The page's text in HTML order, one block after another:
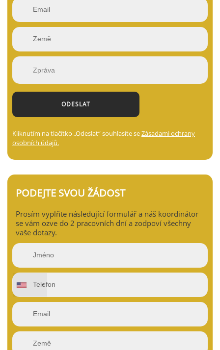
Kliknutím na tlačítko „Odeslat“ souhlasíte seZásadami ochrany
osobních údajů.
PODEJTE SVOU ŽÁDOST
Prosím vyplňte následující formulář a náš koordinátor
se vám ozve do 2 pracovních dní a zodpoví všechny
vaše dotazy.